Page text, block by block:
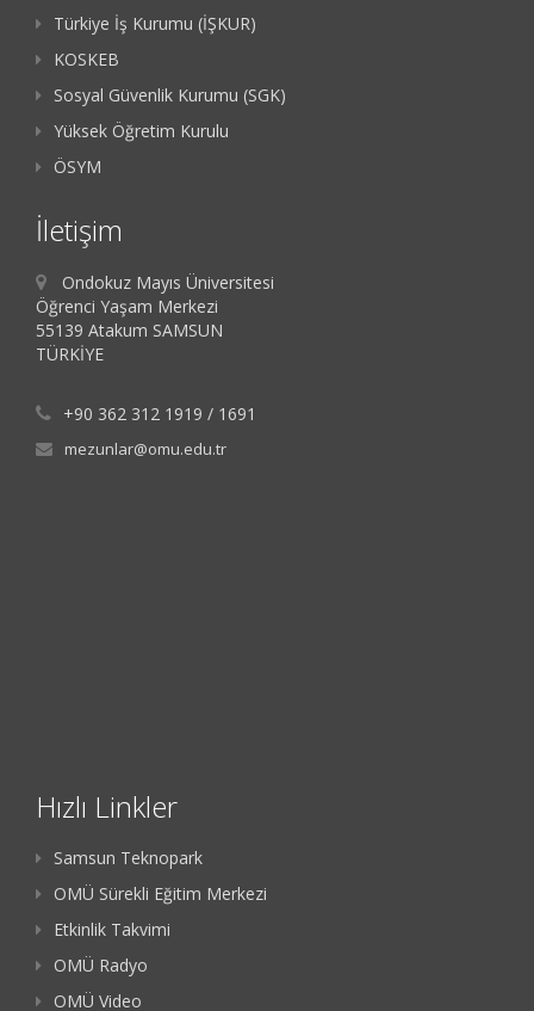
Türkiye İş Kurumu (İŞKUR)
KOSKEB
Sosyal Güvenlik Kurumu (SGK)
Yüksek Öğretim Kurulu
ÖSYM
İletişim
Ondokuz Mayıs Üniversitesi
Öğrenci Yaşam Merkezi
55139 Atakum SAMSUN
TÜRKİYE
+90 362 312 1919 / 1691
mezunlar@omu.edu.tr
Hızlı Linkler
Samsun Teknopark
OMÜ Sürekli Eğitim Merkezi
Etkinlik Takvimi
OMÜ Radyo
OMÜ Video